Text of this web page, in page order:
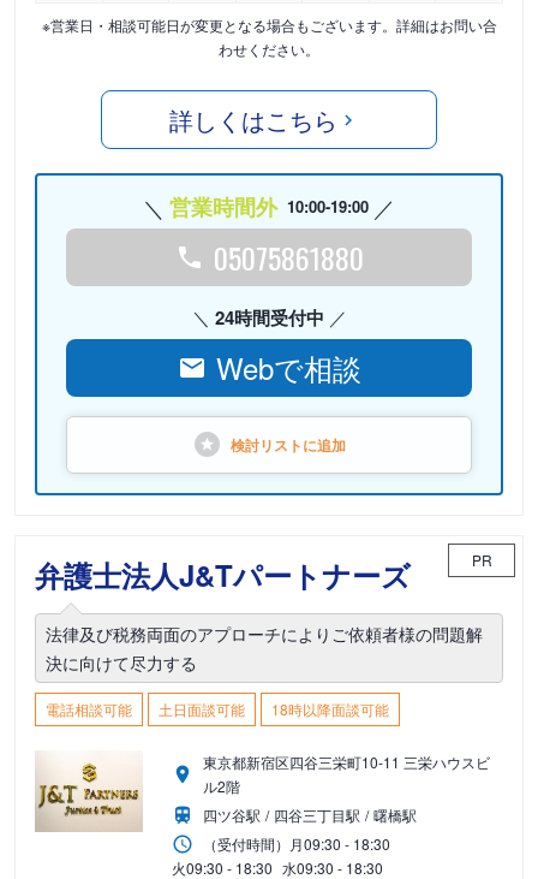
※営業日・相談可能日が変更となる場合もございます。詳細はお問い合
わせください。
詳しくはこちら
営業時間外 10:00-19:00
05075861880
24時間受付中
Webで相談
検討リストに追加
弁護士法人J&Tパートナーズ PR
法律及び税務両面のアプローチによりご依頼者様の問題解
決に向けて尽力する
電話相談可能 土日面談可能 18時以降面談可能
東京都新宿区四谷三栄町10-11 三栄ハウスビ
ル2階
四ツ谷駅
四谷三丁目駅
曙橋駅
（受付時間） 月09:30 - 18:30
火09:30 - 18:30 水09:30 - 18:30